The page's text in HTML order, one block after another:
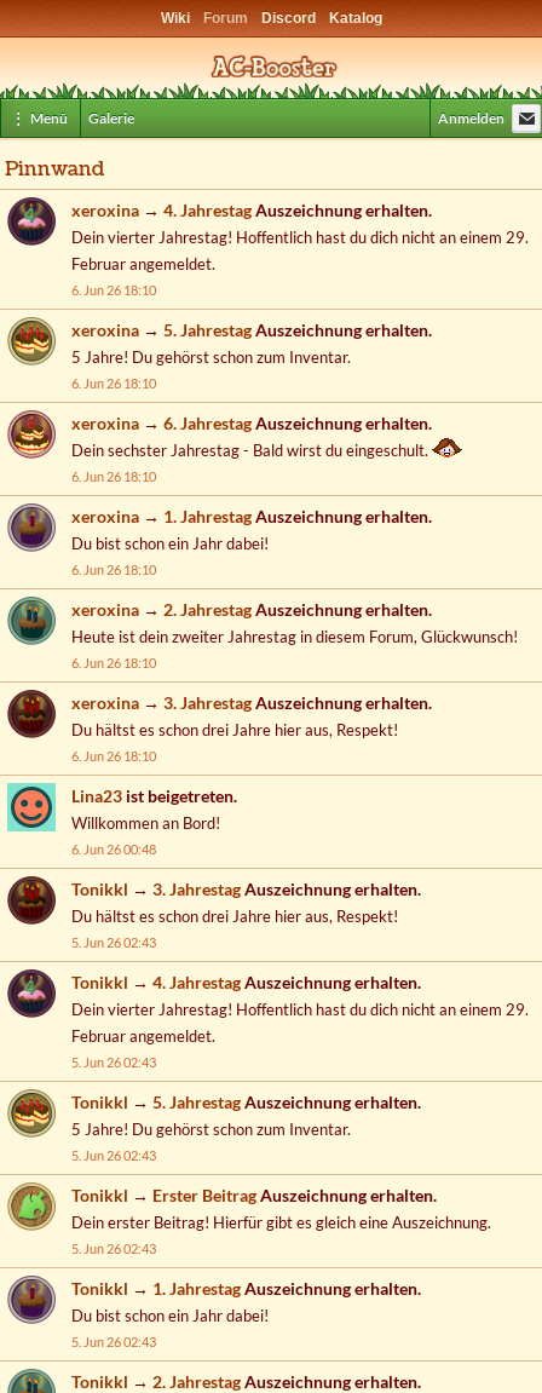
Wiki Forum Discord Katalog
⋮ Menü Galerie Anmelden
Pinnwand
Aktivitätenliste
xeroxina → 4. JahrestagAuszeichnung erhalten.
Dein vierter Jahrestag! Hoffentlich hast du dich nicht an einem 29.
Februar angemeldet.
6. Jun 26 18:10
xeroxina → 5. JahrestagAuszeichnung erhalten.
5 Jahre! Du gehörst schon zum Inventar.
6. Jun 26 18:10
xeroxina → 6. JahrestagAuszeichnung erhalten.
Dein sechster Jahrestag - Bald wirst du eingeschult.
6. Jun 26 18:10
xeroxina → 1. JahrestagAuszeichnung erhalten.
Du bist schon ein Jahr dabei!
6. Jun 26 18:10
xeroxina → 2. JahrestagAuszeichnung erhalten.
Heute ist dein zweiter Jahrestag in diesem Forum, Glückwunsch!
6. Jun 26 18:10
xeroxina → 3. JahrestagAuszeichnung erhalten.
Du hältst es schon drei Jahre hier aus, Respekt!
6. Jun 26 18:10
Lina23 ist beigetreten.
Willkommen an Bord!
6. Jun 26 00:48
Tonikkl → 3. JahrestagAuszeichnung erhalten.
Du hältst es schon drei Jahre hier aus, Respekt!
5. Jun 26 02:43
Tonikkl → 4. JahrestagAuszeichnung erhalten.
Dein vierter Jahrestag! Hoffentlich hast du dich nicht an einem 29.
Februar angemeldet.
5. Jun 26 02:43
Tonikkl → 5. JahrestagAuszeichnung erhalten.
5 Jahre! Du gehörst schon zum Inventar.
5. Jun 26 02:43
Tonikkl → Erster BeitragAuszeichnung erhalten.
Dein erster Beitrag! Hierfür gibt es gleich eine Auszeichnung.
5. Jun 26 02:43
Tonikkl → 1. JahrestagAuszeichnung erhalten.
Du bist schon ein Jahr dabei!
5. Jun 26 02:43
Tonikkl → 2. JahrestagAuszeichnung erhalten.